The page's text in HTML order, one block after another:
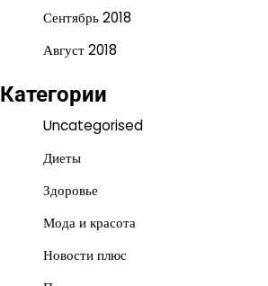
Сентябрь 2018
Август 2018
Категории
Uncategorised
Диеты
Здоровье
Мода и красота
Новости плюс